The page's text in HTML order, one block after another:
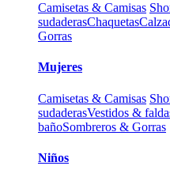
Camisetas & Camisas
sudaderasChaquetas
Gorras
Mujeres
Camisetas & Camisas
sudaderasVestidos &
bañoSombreros & Gorras
Niños